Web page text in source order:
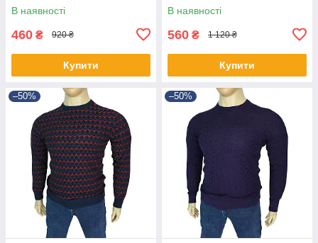
В наявності
460 ₴ 920 ₴
Купити
В наявності
560 ₴ 1 120 ₴
Купити
–50% –50%